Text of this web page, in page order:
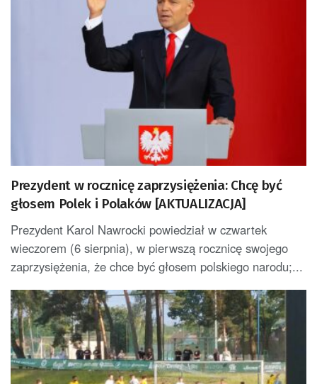
Prezydent w rocznicę zaprzysiężenia: Chcę być
głosem Polek i Polaków [AKTUALIZACJA]
Prezydent Karol Nawrocki powiedział w czwartek
wieczorem (6 sierpnia), w pierwszą rocznicę swojego
zaprzysiężenia, że chce być głosem polskiego narodu;...